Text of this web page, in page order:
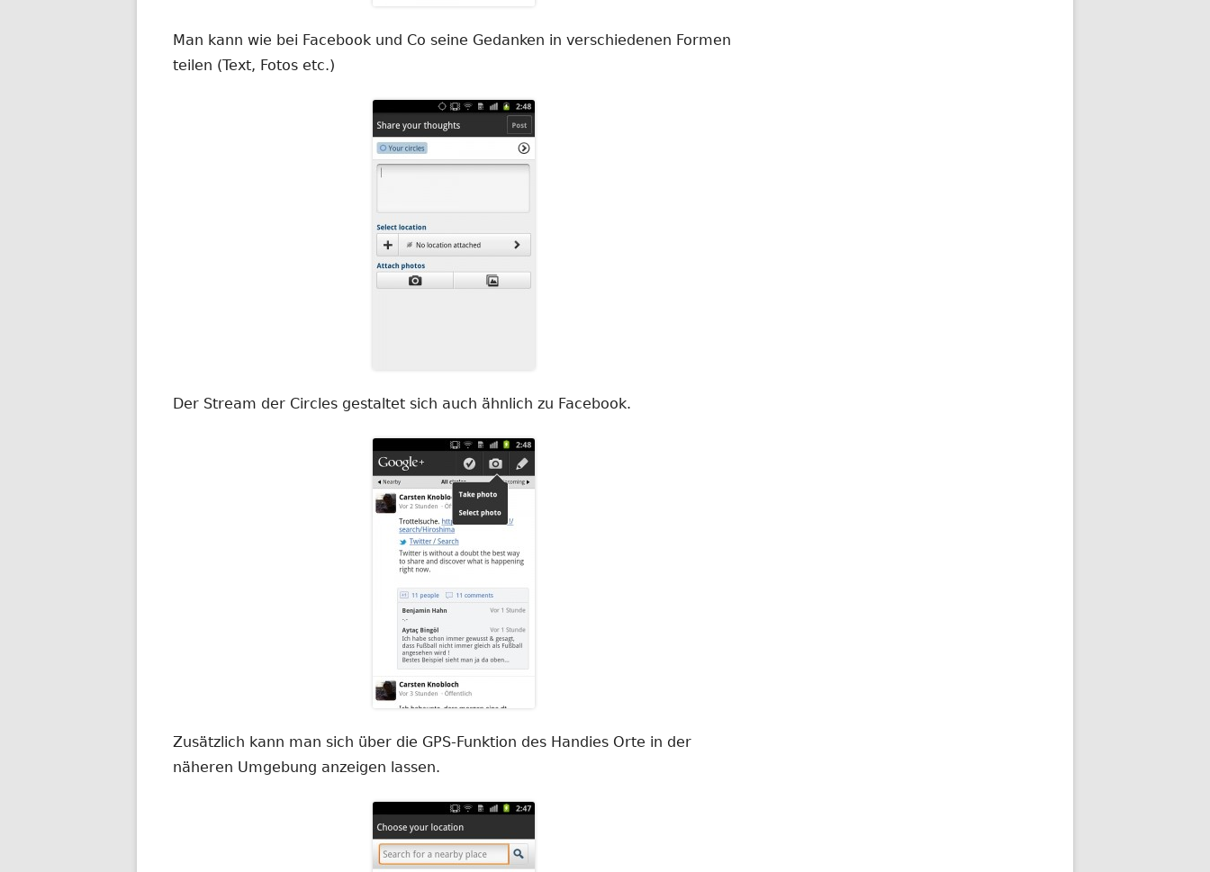
Man kann wie bei Facebook und Co seine Gedanken in verschiedenen Formen
teilen (Text, Fotos etc.)
Der Stream der Circles gestaltet sich auch ähnlich zu Facebook.
Zusätzlich kann man sich über die GPS-Funktion des Handies Orte in der
näheren Umgebung anzeigen lassen.